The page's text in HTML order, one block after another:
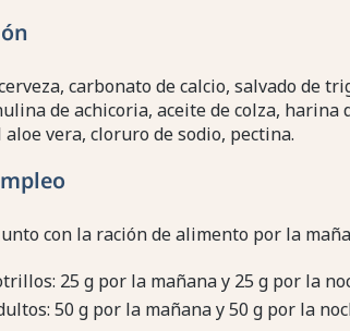
carbonato de calcio, salvado de
de achicoria, aceite de colza, harina
vera, cloruro de sodio, pectina.
con la ración de alimento por la
25 g por la mañana y 25 g por la
50 g por la mañana y 50 g por la